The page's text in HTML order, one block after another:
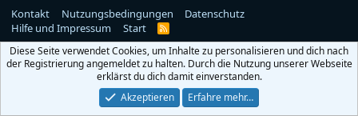
Kontakt
Nutzungsbedingungen
Datenschutz
Hilfe und Impressum
Start
R
S
Diese Seite verwendet Cookies, um Inhalte zu personalisieren und dich nach
der Registrierung angemeldet zu halten. Durch die Nutzung unserer Webseite
erklärst du dich damit einverstanden.
Akzeptieren
Erfahre mehr…